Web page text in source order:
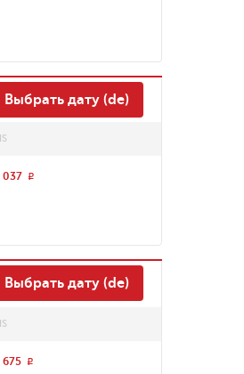
Выбрать дату (de)
037 r
Выбрать дату (de)
675 r